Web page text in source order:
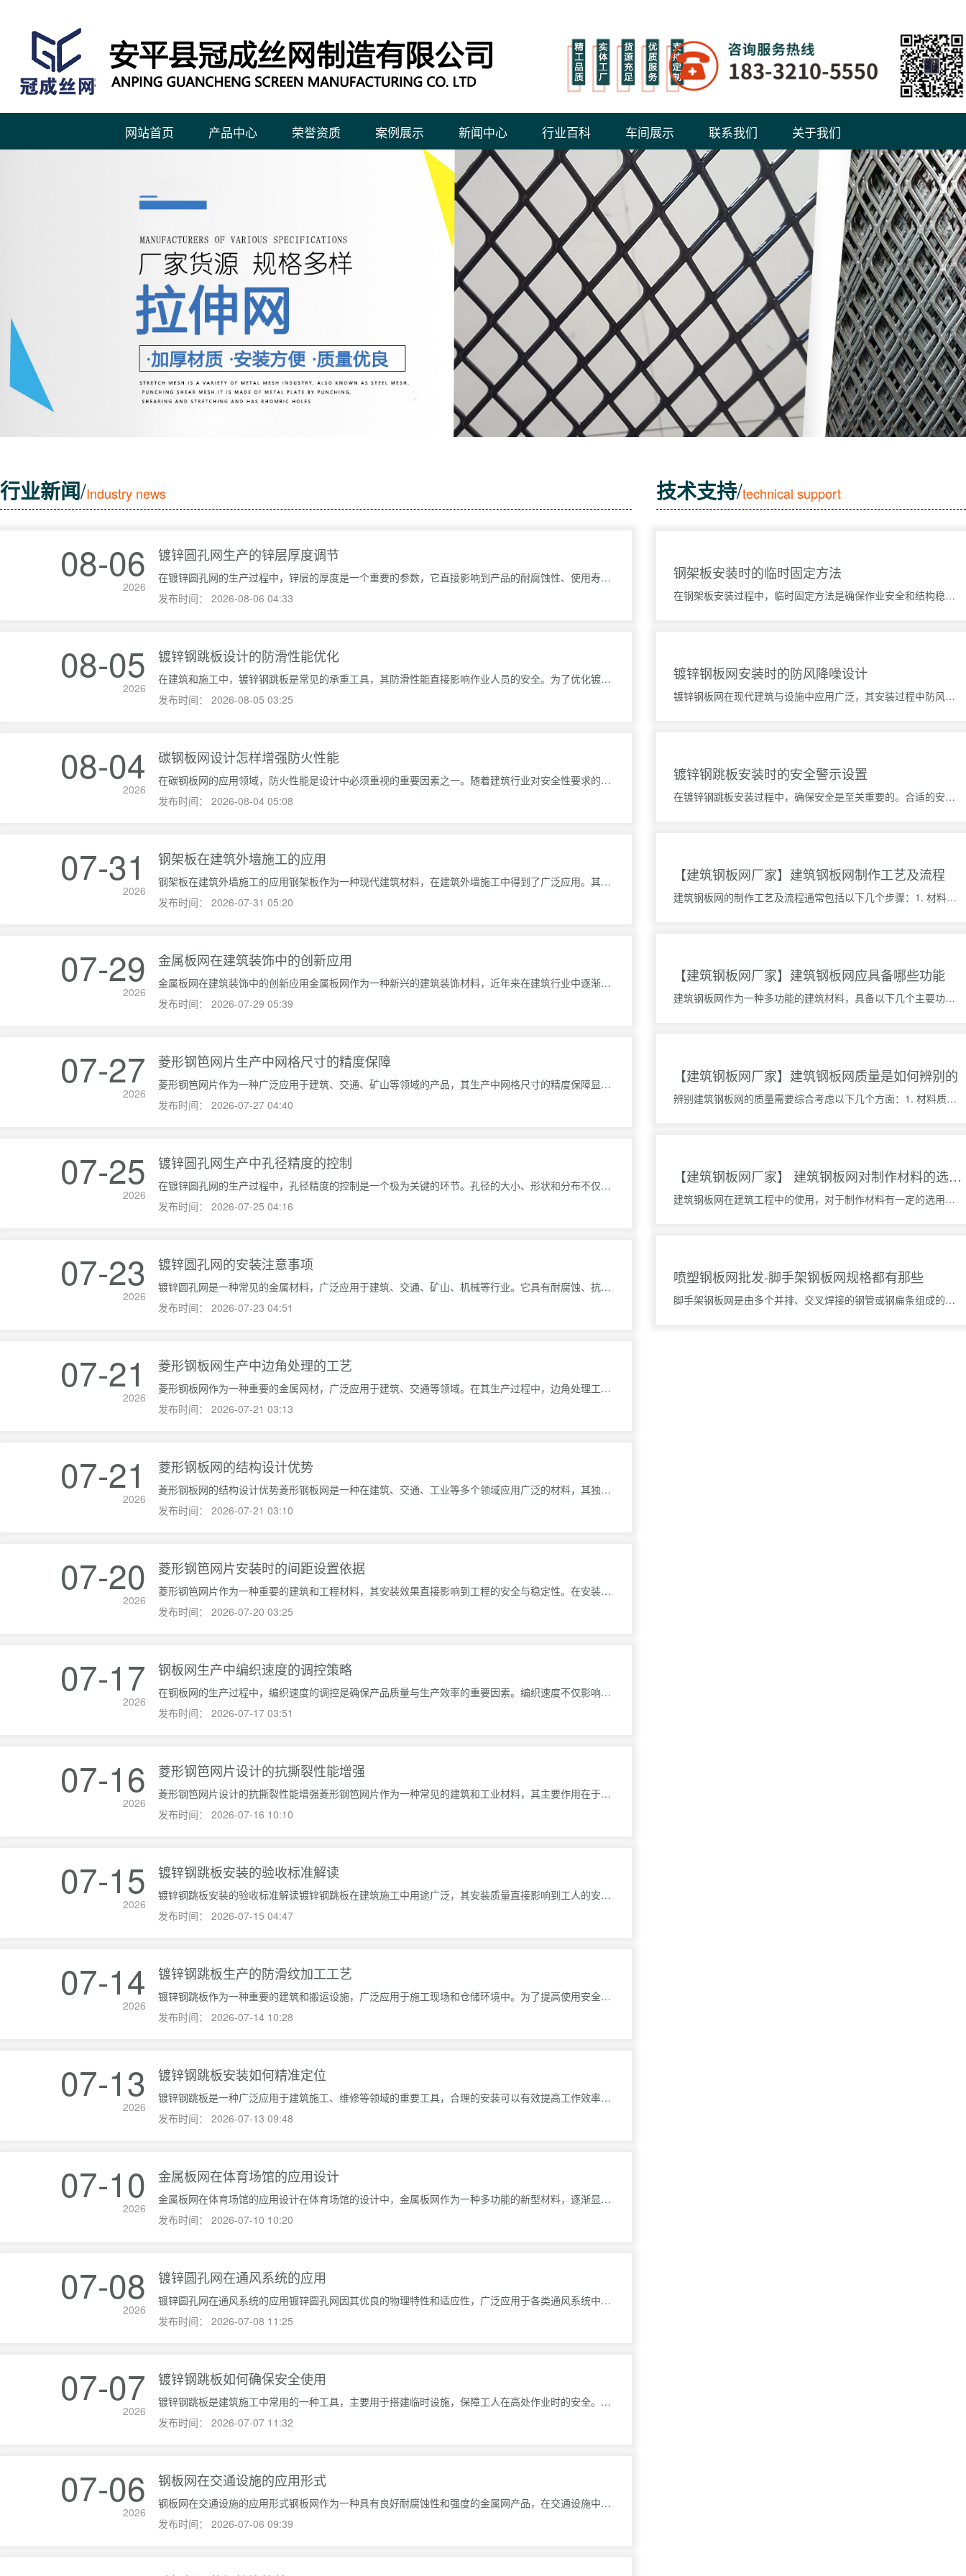
网站首页 产品中心
钢板网系列
拉伸网系列
钢跳板系列
冲孔网系列
荣誉资质 案例展示 新闻中心 行业百科 车间展示 联系我们 关于我们
行业新闻/Industry news
08-06
2026
镀锌圆孔网生产的锌层厚度调节
在镀锌圆孔网的生产过程中，锌层的厚度是一个重要的参数，它直接影响到产品的耐腐蚀性、使用寿命以及整体性
发布时间：
2026-08-06 04:33
08-05
2026
镀锌钢跳板设计的防滑性能优化
在建筑和施工中，镀锌钢跳板是常见的承重工具，其防滑性能直接影响作业人员的安全。为了优化镀锌钢跳板的防
发布时间：
2026-08-05 03:25
08-04
2026
碳钢板网设计怎样增强防火性能
在碳钢板网的应用领域，防火性能是设计中必须重视的重要因素之一。随着建筑行业对安全性要求的不断提高，碳
发布时间：
2026-08-04 05:08
07-31
2026
钢架板在建筑外墙施工的应用
钢架板在建筑外墙施工的应用钢架板作为一种现代建筑材料，在建筑外墙施工中得到了广泛应用。其采用钢材制作
发布时间：
2026-07-31 05:20
07-29
2026
金属板网在建筑装饰中的创新应用
金属板网在建筑装饰中的创新应用金属板网作为一种新兴的建筑装饰材料，近年来在建筑行业中逐渐受到重视。其
发布时间：
2026-07-29 05:39
07-27
2026
菱形钢笆网片生产中网格尺寸的精度保障
菱形钢笆网片作为一种广泛应用于建筑、交通、矿山等领域的产品，其生产中网格尺寸的精度保障显得尤为重要。
发布时间：
2026-07-27 04:40
07-25
2026
镀锌圆孔网生产中孔径精度的控制
在镀锌圆孔网的生产过程中，孔径精度的控制是一个极为关键的环节。孔径的大小、形状和分布不仅影响产品的强
发布时间：
2026-07-25 04:16
07-23
2026
镀锌圆孔网的安装注意事项
镀锌圆孔网是一种常见的金属材料，广泛应用于建筑、交通、矿山、机械等行业。它具有耐腐蚀、抗拉强度高等特
发布时间：
2026-07-23 04:51
07-21
2026
菱形钢板网生产中边角处理的工艺
菱形钢板网作为一种重要的金属网材，广泛应用于建筑、交通等领域。在其生产过程中，边角处理工艺的好坏直接
发布时间：
2026-07-21 03:13
07-21
2026
菱形钢板网的结构设计优势
菱形钢板网的结构设计优势菱形钢板网是一种在建筑、交通、工业等多个领域应用广泛的材料，其独特的结构设计
发布时间：
2026-07-21 03:10
07-20
2026
菱形钢笆网片安装时的间距设置依据
菱形钢笆网片作为一种重要的建筑和工程材料，其安装效果直接影响到工程的安全与稳定性。在安装时，间距的设
发布时间：
2026-07-20 03:25
07-17
2026
钢板网生产中编织速度的调控策略
在钢板网的生产过程中，编织速度的调控是确保产品质量与生产效率的重要因素。编织速度不仅影响到生产流程的
发布时间：
2026-07-17 03:51
07-16
2026
菱形钢笆网片设计的抗撕裂性能增强
菱形钢笆网片设计的抗撕裂性能增强菱形钢笆网片作为一种常见的建筑和工业材料，其主要作用在于提供支撑、保
发布时间：
2026-07-16 10:10
07-15
2026
镀锌钢跳板安装的验收标准解读
镀锌钢跳板安装的验收标准解读镀锌钢跳板在建筑施工中用途广泛，其安装质量直接影响到工人的安全和施工的顺
发布时间：
2026-07-15 04:47
07-14
2026
镀锌钢跳板生产的防滑纹加工工艺
镀锌钢跳板作为一种重要的建筑和搬运设施，广泛应用于施工现场和仓储环境中。为了提高使用安全性和防滑性能
发布时间：
2026-07-14 10:28
07-13
2026
镀锌钢跳板安装如何精准定位
镀锌钢跳板是一种广泛应用于建筑施工、维修等领域的重要工具，合理的安装可以有效提高工作效率，并保障施工
发布时间：
2026-07-13 09:48
07-10
2026
金属板网在体育场馆的应用设计
金属板网在体育场馆的应用设计在体育场馆的设计中，金属板网作为一种多功能的新型材料，逐渐显现出了其独特
发布时间：
2026-07-10 10:20
07-08
2026
镀锌圆孔网在通风系统的应用
镀锌圆孔网在通风系统的应用镀锌圆孔网因其优良的物理特性和适应性，广泛应用于各类通风系统中。通风系统的
发布时间：
2026-07-08 11:25
07-07
2026
镀锌钢跳板如何确保安全使用
镀锌钢跳板是建筑施工中常用的一种工具，主要用于搭建临时设施，保障工人在高处作业时的安全。为了确保镀锌
发布时间：
2026-07-07 11:32
07-06
2026
钢板网在交通设施的应用形式
钢板网在交通设施的应用形式钢板网作为一种具有良好耐腐蚀性和强度的金属网产品，在交通设施中得到了广泛的
发布时间：
2026-07-06 09:39
技术支持/technical support
钢架板安装时的临时固定方法
在钢架板安装过程中，临时固定方法是确保作业安全和结构稳定的重要步骤。临时固定可以防止钢架板在安装过程
镀锌钢板网安装时的防风降噪设计
镀锌钢板网在现代建筑与设施中应用广泛，其安装过程中防风降噪设计显得尤为重要。合理的防风降噪设计可以提
镀锌钢跳板安装时的安全警示设置
在镀锌钢跳板安装过程中，确保安全是至关重要的。合适的安全警示设置不仅能保护工人的生命安全，还能降低意
【建筑钢板网厂家】建筑钢板网制作工艺及流程
建筑钢板网的制作工艺及流程通常包括以下几个步骤：1. 材料准备：首先需要准备建筑钢板网所需的原材料，
【建筑钢板网厂家】建筑钢板网应具备哪些功能
建筑钢板网作为一种多功能的建筑材料，具备以下几个主要功能：1. 结构支撑功能：建筑钢板网具有较高的强
【建筑钢板网厂家】建筑钢板网质量是如何辨别的
辨别建筑钢板网的质量需要综合考虑以下几个方面：1. 材料质量：首先要仔细检查建筑钢板网的材料质量。优
【建筑钢板网厂家】 建筑钢板网对制作材料的选用要求
建筑钢板网在建筑工程中的使用，对于制作材料有一定的选用要求。以下是对于制作建筑钢板网所需材料的要求：
喷塑钢板网批发-脚手架钢板网规格都有那些
脚手架钢板网是由多个并排、交叉焊接的钢管或钢扁条组成的矩形或方形网格结构，作为脚手架系统的重要组成部